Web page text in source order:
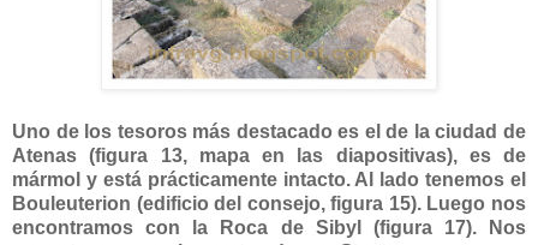
Uno de los tesoros más destacado es el de la ciudad de
Atenas (figura 13, mapa en las diapositivas), es de
mármol y está prácticamente intacto. Al lado tenemos el
Bouleuterion (edificio del consejo, figura 15). Luego nos
encontramos con la Roca de Sibyl (figura 17). Nos